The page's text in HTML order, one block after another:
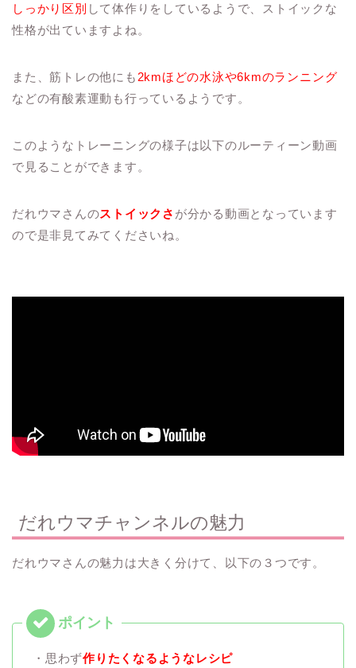
しっかり区別 して体作りをしているようで、ストイックな
性格が出ていますよね。
また、筋トレの他にも 2kmほどの水泳や6kmのランニング
などの有酸素運動も行っているようです。
このようなトレーニングの様子は以下のルーティーン動画
で見ることができます。
だれウマさんのストイックさ が分かる動画となっています
ので是非見てみてくださいね。
だれウマチャンネルの魅力
だれウマさんの魅力は大きく分けて、以下の３つです。
・思わず作りたくなるようなレシピ